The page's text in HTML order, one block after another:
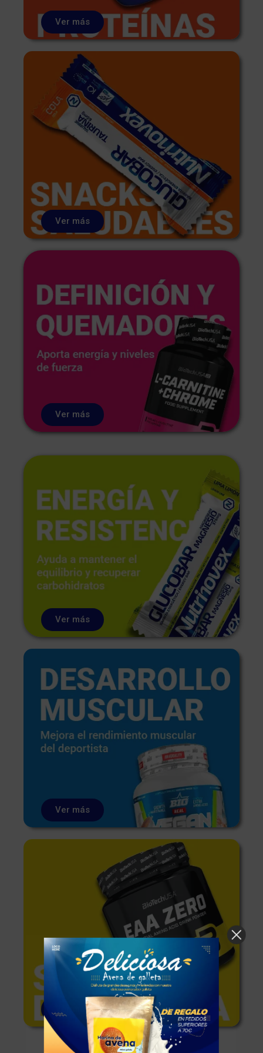
Ver más
Ver más
Ver más
Ver más
Ver más
Ver más